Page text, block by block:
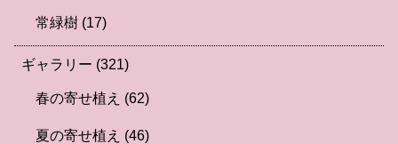
常緑樹 (17)
ギャラリー (321)
春の寄せ植え (62)
夏の寄せ植え (46)